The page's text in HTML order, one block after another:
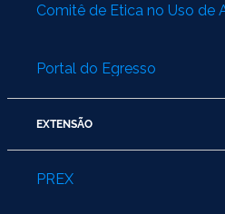
Comitê de Ética no Uso de
Portal do Egresso
EXTENSÃO
PREX